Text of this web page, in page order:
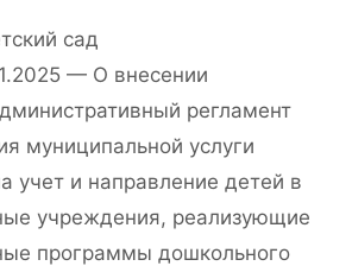
сад
— О внесении
регламент
муниципальной услуги
учет и направление детей в
учреждения, реализующие
программы дошкольного